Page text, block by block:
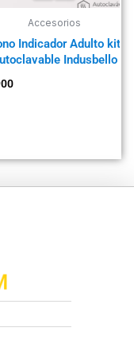
Accesorios
Indicador Adulto kit
Indusbello